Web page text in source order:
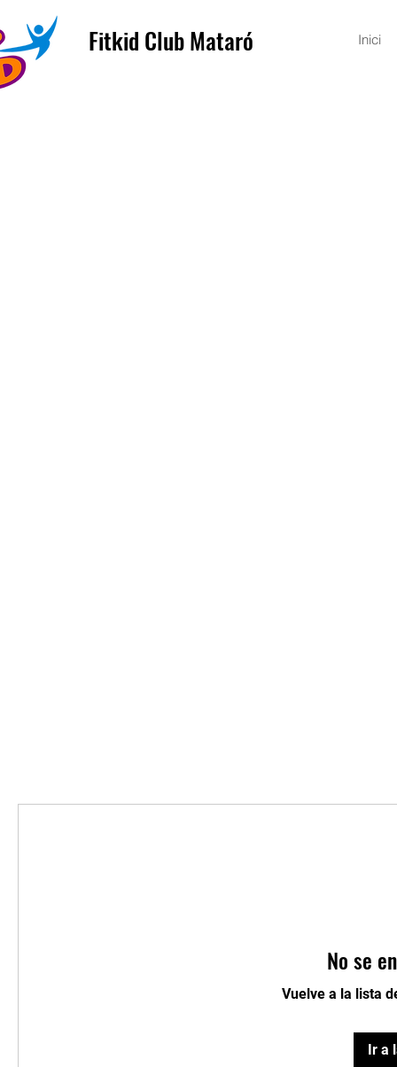
Inici
Fitkid Club Mataró
No se
Vuelve a la lista
Ir a